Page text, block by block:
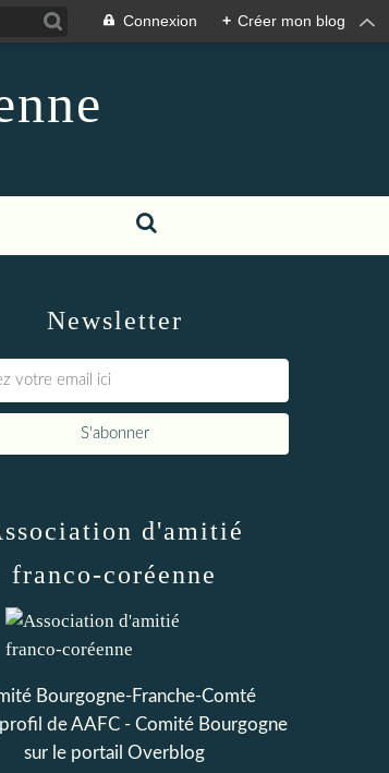
Connexion + Créer mon blog
Newsletter
d'amitié
franco-coréenne
Bourgogne-Franche-Comté
deAAFC - Comité Bourgogne
sur le portail Overblog